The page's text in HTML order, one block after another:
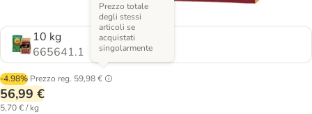
10 kg
665641.1
-4.98% Prezzo reg. 59,98 €
Prezzo totale
degli stessi
articoli se
acquistati
singolarmente
56,99 €
5,70 € / kg